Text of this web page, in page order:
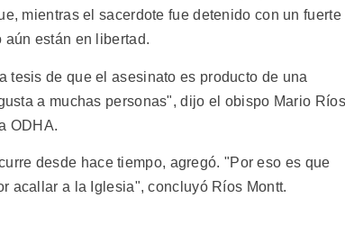
mientras el sacerdote fue detenido con un fuerte
están en libertad.
tesis de que el asesinato es producto de una
a muchas personas", dijo el obispo Mario Ríos
ODHA.
desde hace tiempo, agregó. "Por eso es que
acallar a la Iglesia", concluyó Ríos Montt.